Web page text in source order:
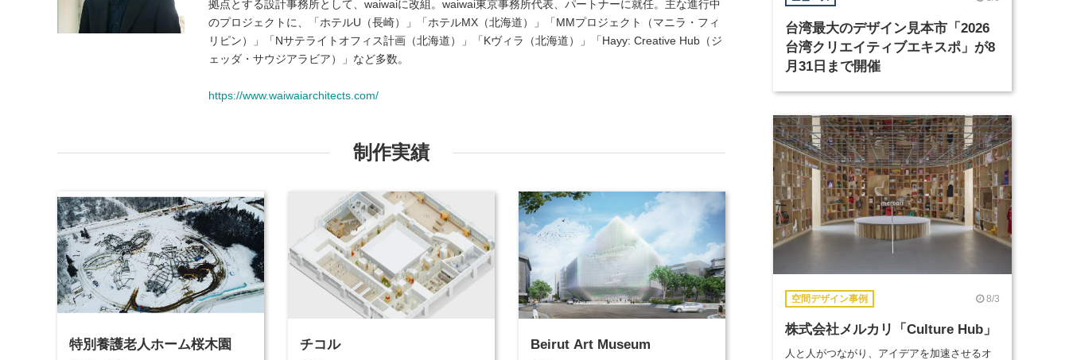
拠点とする設計事務所として、waiwaiに改組。waiwai東京事務所代表、パートナーに就任。主な進行中
のプロジェクトに、「ホテルU（長崎）」「ホテルMX（北海道）」「MMプロジェクト（マニラ・フィ
リピン）」「Nサテライトオフィス計画（北海道）」「Kヴィラ（北海道）」「Hayy: Creative Hub（ジ
ェッダ・サウジアラビア）」など多数。
https://www.waiwaiarchitects.com/
制作実績
特別養護老人ホーム桜木園 チコル Beirut Art Museum
台湾最大のデザイン見本市「2026
台湾クリエイティブエキスポ」が8
月31日まで開催
空間デザイン事例 8/3
株式会社メルカリ「Culture Hub」
人と人がつながり、アイデアを加速させるオ